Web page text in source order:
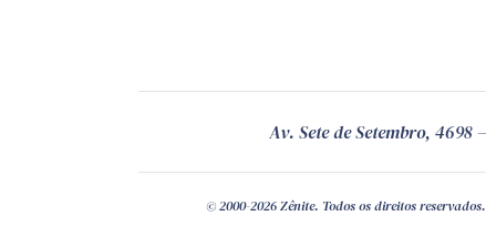
Av. Sete de Setembro, 4698
© 2000-2026 Zênite. Todos os direitos reservados.